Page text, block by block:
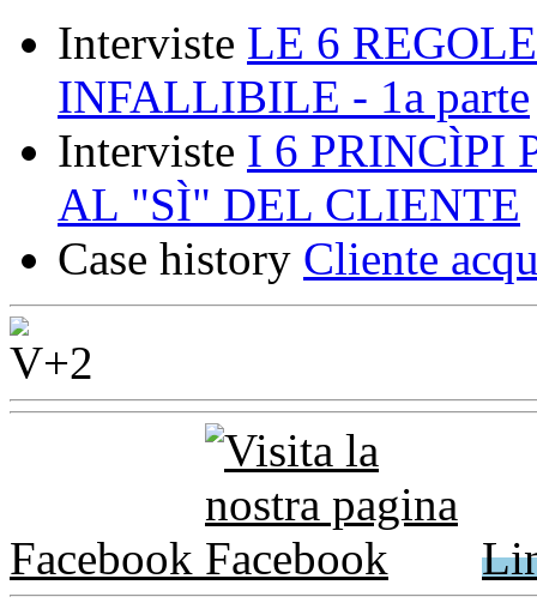
Interviste LE 6
INFALLIBILE - 1a parte
Interviste I 6 PRINCÌPI
AL "SÌ" DEL CLIENTE
Case history Cliente
Facebook